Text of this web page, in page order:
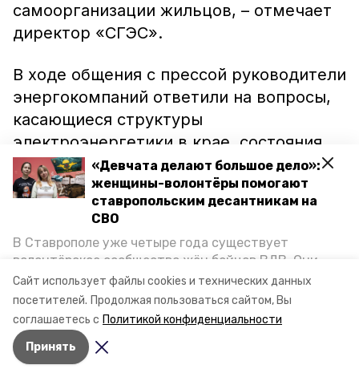
Сайт использует файлы cookies и технических данных
посетителей. Продолжая пользоваться сайтом, Вы
соглашаетесь с Политикой конфиденциальности
Принять
«Девчата делают большое дело»:
женщины-волонтёры помогают
ставропольским десантникам на
СВО
В Ставрополе уже четыре года существует
волонтёрское сообщество жён бойцов ВДВ. Они
организуют сборы вещей и продуктов для
участников спецоперации и лично отвозят всё это
на передовую. Девушки рассказали «Победе26», как
создавали добровольческий клуб и зачем проводят
масштабную акцию к 9 Мая.
самоорганизации жильцов, – отмечает
директор «СГЭС».
В ходе общения с прессой руководители
энергокомпаний ответили на вопросы,
касающиеся структуры
электроэнергетики в крае, состояния
задолженности перед ресурсными
компаниями, передачи бесхозных
электросетей в обслуживание
«Белый Город», технологическому
подключению новых предприятий и
микрорайонов и другие.
Авторы: Дарья Шац